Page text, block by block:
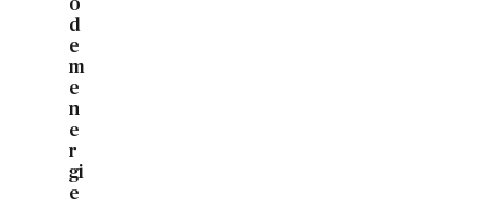
o
d
e
m
e
n
e
r
gi
e